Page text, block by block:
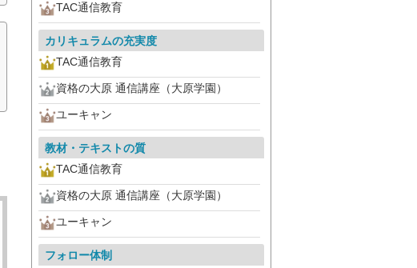
TAC通信教育
カリキュラムの充実度
TAC通信教育
資格の大原 通信講座（大原学園）
ユーキャン
教材・テキストの質
TAC通信教育
資格の大原 通信講座（大原学園）
ユーキャン
フォロー体制